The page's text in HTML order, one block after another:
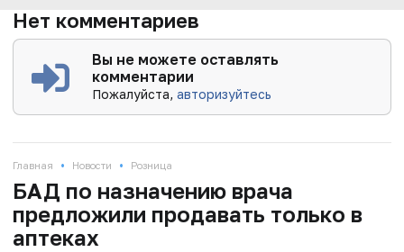
Нет комментариев
Вы не можете оставлять
комментарии
Пожалуйста,авторизуйтесь
Главная • Новости • Розница
БАД по назначению врача
предложили продавать только в
аптеках